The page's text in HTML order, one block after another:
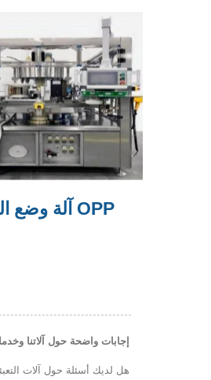
آلة وضع الملصقات OPP
إجابات واضحة حول آلاتنا
هل لديك أسئلة حول آلات